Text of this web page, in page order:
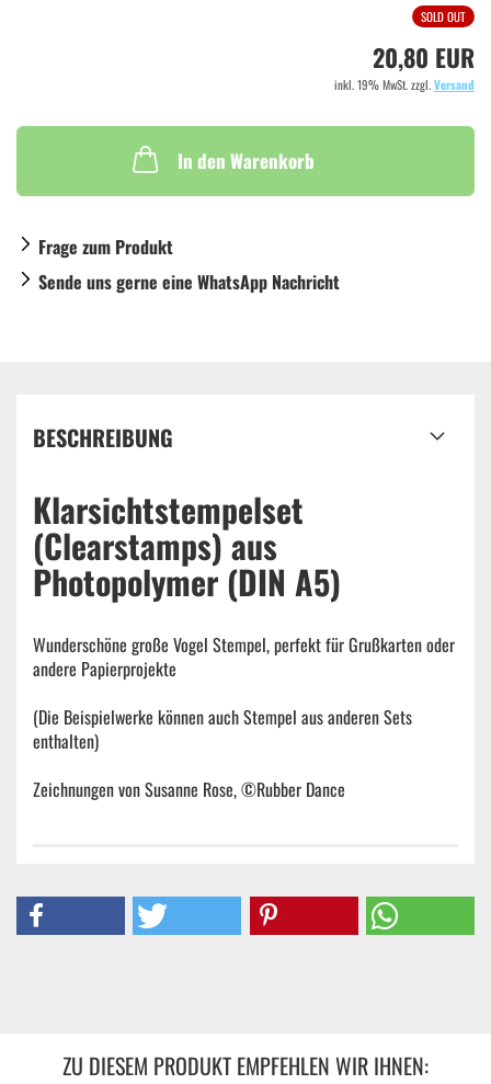
SOLD OUT
20,80 EUR
inkl. 19% MwSt. zzgl.Versand
In den Warenkorb
Frage zum Produkt
Sende uns gerne eine WhatsApp Nachricht
BESCHREIBUNG
Klarsichtstempelset
(Clearstamps) aus
Photopolymer (DIN A5)
Wunderschöne große Vogel Stempel, perfekt für Grußkarten oder
andere Papierprojekte
(Die Beispielwerke können auch Stempel aus anderen Sets
enthalten)
Zeichnungen von Susanne Rose, ©Rubber Dance
ZU DIESEM PRODUKT EMPFEHLEN WIR IHNEN: